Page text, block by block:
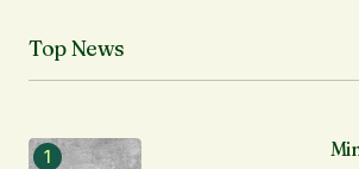
Top News